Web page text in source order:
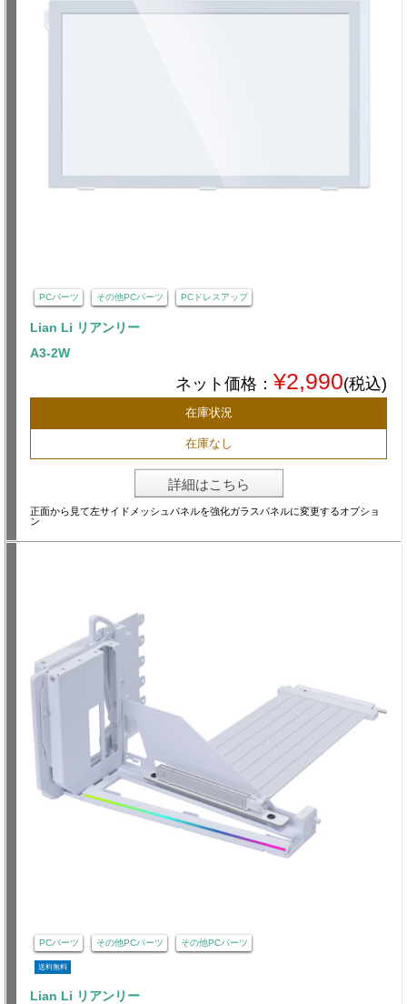
PCパーツ その他PCパーツ PCドレスアップ
Lian Li リアンリー
A3-2W
ネット価格： ¥2,990(税込)
在庫状況
在庫なし
詳細はこちら
正面から見て左サイドメッシュパネルを強化ガラスパネルに変更するオプショ
ン
PCパーツ その他PCパーツ その他PCパーツ
送料無料
Lian Li リアンリー